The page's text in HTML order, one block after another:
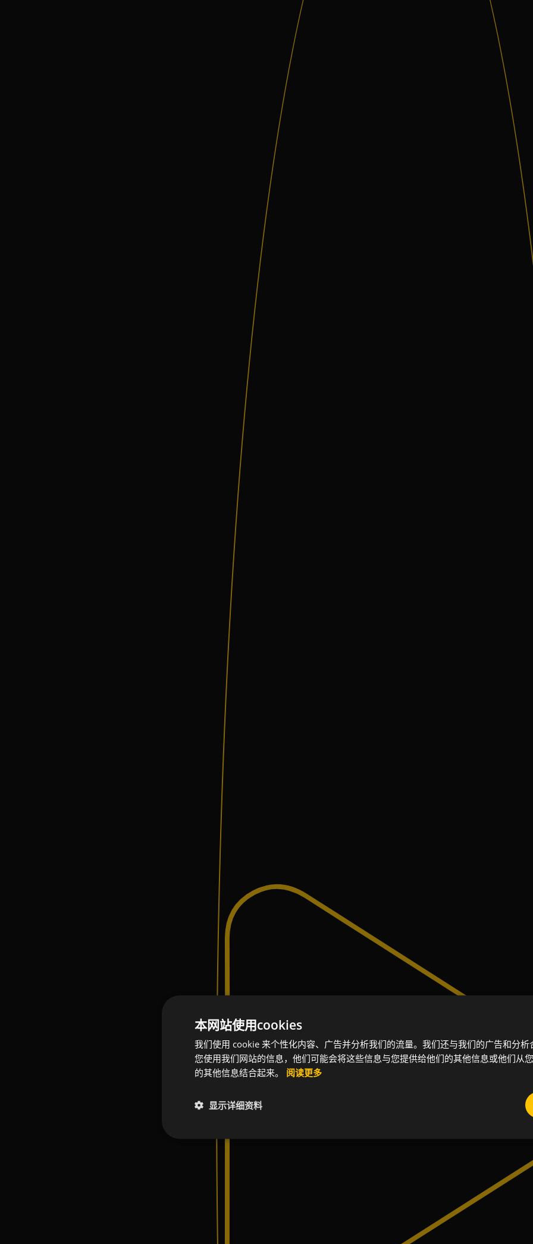
本网站使用cookies
我们使用 cookie 来个性化内容、广告并分析我们的流量。我们还与我们的广告和分析
您使用我们网站的信息，他们可能会将这些信息与您提供给他们的其他信息或他们从
的其他信息结合起来。
阅读更多
显示详细资料